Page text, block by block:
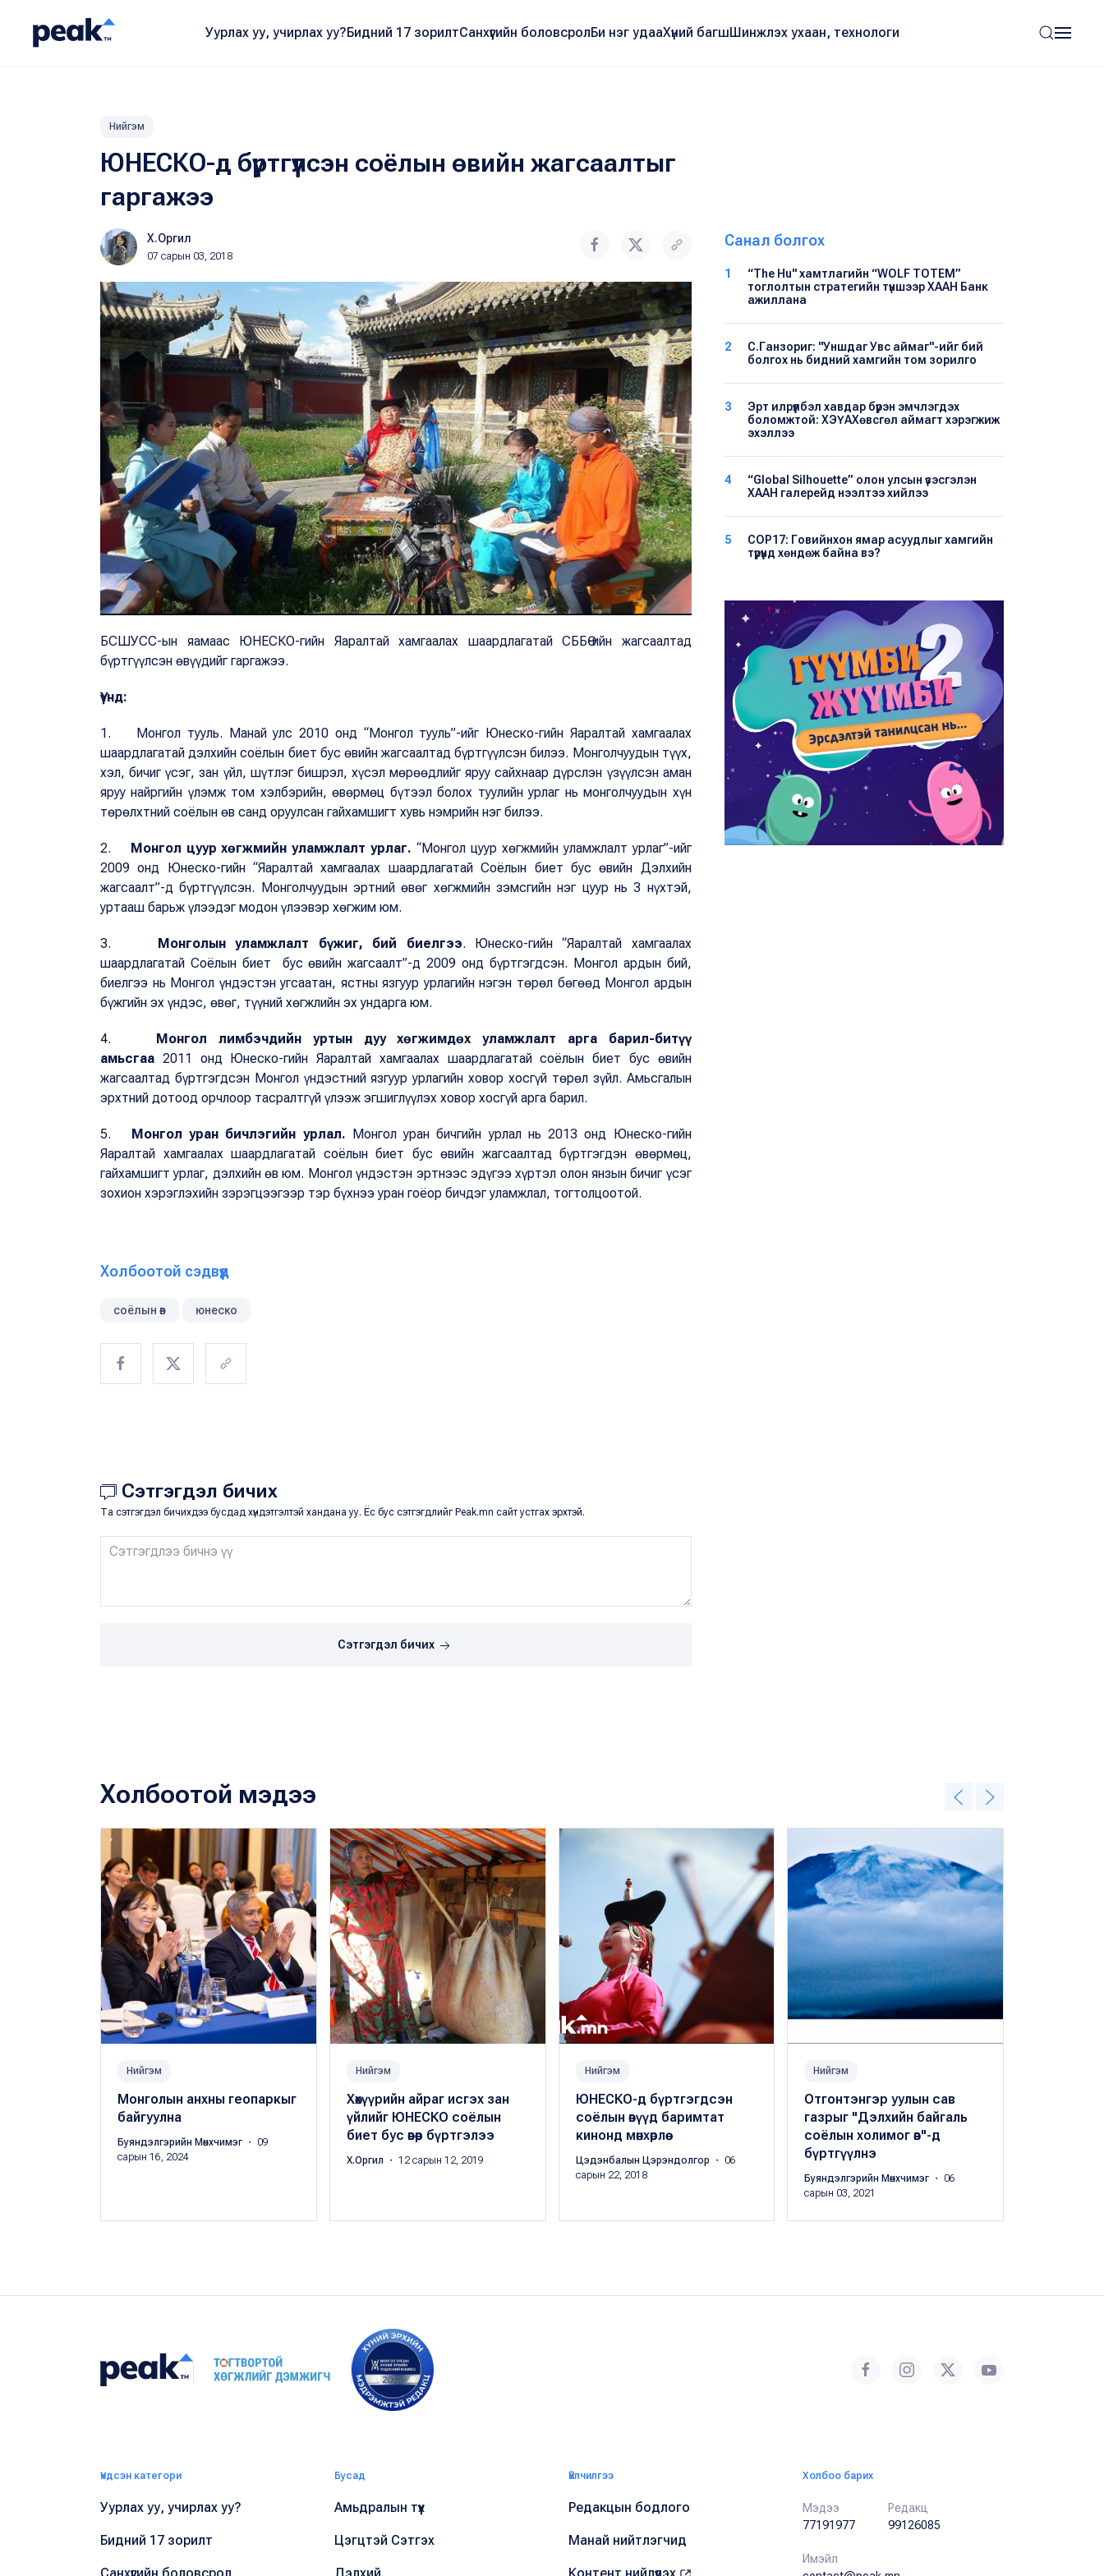
Уурлах уу, учирлах уу?Бидний 17 зорилтСанхүүгийн боловсролБи нэг удааХүний багшШинжлэх ухаан, технологи
Нийгэм
ЮНЕСКО-д бүртгүүлсэн соёлын өвийн жагсаалтыг
гаргажээ
Х.Оргил
07 сарын 03, 2018
БСШУСС-ын яамаас ЮНЕСКО-гийн Яаралтай хамгаалах шаардлагатай СББӨ-ийн жагсаалтад
бүртгүүлсэн өвүүдийг гаргажээ.
Үүнд:
1. Монгол тууль. Манай улс 2010 онд “Монгол тууль”-ийг Юнеско-гийн Яаралтай хамгаалах
шаардлагатай дэлхийн соёлын биет бус өвийн жагсаалтад бүртгүүлсэн билээ. Монголчуудын түүх,
хэл, бичиг үсэг, зан үйл, шүтлэг бишрэл, хүсэл мөрөөдлийг яруу сайхнаар дүрслэн үзүүлсэн аман
яруу найргийн үлэмж том хэлбэрийн, өвөрмөц бүтээл болох туулийн урлаг нь монголчуудын хүн
төрөлхтний соёлын өв санд оруулсан гайхамшигт хувь нэмрийн нэг билээ.
2. Монгол цуур хөгжмийн уламжлалт урлаг. “Монгол цуур хөгжмийн уламжлалт урлаг”-ийг
2009 онд Юнеско-гийн “Яаралтай хамгаалах шаардлагатай Соёлын биет бус өвийн Дэлхийн
жагсаалт”-д бүртгүүлсэн. Монголчуудын эртний өвөг хөгжмийн зэмсгийн нэг цуур нь 3 нүхтэй,
уртааш барьж үлээдэг модон үлээвэр хөгжим юм.
3. Монголын уламжлалт бүжиг, бий биелгээ. Юнеско-гийн “Яаралтай хамгаалах
шаардлагатай Соёлын биет бус өвийн жагсаалт”-д 2009 онд бүртгэгдсэн. Монгол ардын бий,
биелгээ нь Монгол үндэстэн угсаатан, ястны язгуур урлагийн нэгэн төрөл бөгөөд Монгол ардын
бүжгийн эх үндэс, өвөг, түүний хөгжлийн эх ундарга юм.
4.
Монгол лимбэчдийн уртын дуу хөгжимдөх уламжлалт арга барил-битүү
амьсгаа 2011 онд Юнеско-гийн Яаралтай хамгаалах шаардлагатай соёлын биет бус өвийн
жагсаалтад бүртгэгдсэн Монгол үндэстний язгуур урлагийн ховор хосгүй төрөл зүйл. Амьсгалын
эрхтний дотоод орчлоор тасралтгүй үлээж эгшиглүүлэх ховор хосгүй арга барил.
5. Монгол уран бичлэгийн урлал. Монгол уран бичгийн урлал нь 2013 онд Юнеско-гийн
Яаралтай хамгаалах шаардлагатай соёлын биет бус өвийн жагсаалтад бүртгэгдэн өвөрмөц,
гайхамшигт урлаг, дэлхийн өв юм. Монгол үндэстэн эртнээс эдүгээ хүртэл олон янзын бичиг үсэг
зохион хэрэглэхийн зэрэгцээгээр тэр бүхнээ уран гоёор бичдэг уламжлал, тогтолцоотой.
Холбоотой сэдвүүд
соёлын өв юнеско
Сэтгэгдэл бичих
Та сэтгэгдэл бичихдээ бусдад хүндэтгэлтэй хандана уу. Ёс бус сэтгэгдлийг Peak.mn сайт устгах эрхтэй.
Сэтгэгдэл бичих
Санал болгох
1
“The Hu" хамтлагийн “WOLF TOTEM”
тоглолтын стратегийн түншээр ХААН Банк
ажиллана
2
С.Ганзориг: "Уншдаг Увс аймаг"-ийг бий
болгох нь бидний хамгийн том зорилго
3
Эрт илрүүлбэл хавдар бүрэн эмчлэгдэх
боломжтой: ХЭҮА​Хөвсгөл аймагт хэрэгжиж
эхэллээ
4
“Global Silhouette” олон улсын үзэсгэлэн
ХААН галерейд нээлтээ хийлээ
5
COP17: Говийнхон ямар асуудлыг хамгийн
түрүүнд хөндөж байна вэ?
Холбоотой мэдээ
Нийгэм
Монголын анхны геопаркыг
байгуулна
Буяндэлгэрийн Мөнхчимэг ・ 09
сарын 16, 2024
Нийгэм
Хөхүүрийн айраг исгэх зан
үйлийг ЮНЕСКО соёлын
биет бус өвөөр бүртгэлээ
Х.Оргил ・ 12 сарын 12, 2019
Нийгэм
ЮНЕСКО-д бүртгэгдсэн
соёлын өвүүд баримтат
кинонд мөнхөрлөө
Цэдэнбалын Цэрэндолгор
・ 06
сарын 22, 2018
Нийгэм
Отгонтэнгэр уулын сав
газрыг "Дэлхийн байгаль
соёлын холимог өв"-д
бүртгүүлнэ
Буяндэлгэрийн Мөнхчимэг ・ 06
сарын 03, 2021
Үндсэн категори
Уурлах уу, учирлах уу?
Бидний 17 зорилт
Бусад
Амьдралын түүх
Цэгцтэй Сэтгэх
Үйлчилгээ
Редакцын бодлого
Манай нийтлэгчид
Холбоо барих
Мэдээ
77191977
Редакц
99126085
Имэйл